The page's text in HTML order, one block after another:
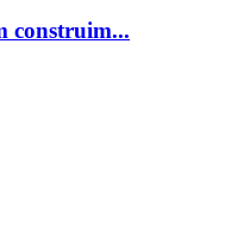
construim...